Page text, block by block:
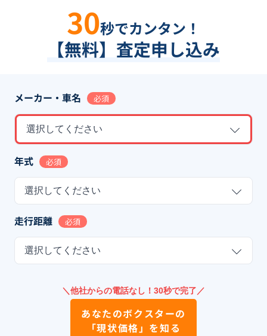
30秒でカンタン！
【無料】査定申し込み
メーカー・車名 必須
選択してください
年式 必須
選択してください
走行距離 必須
選択してください
＼他社からの電話なし！30秒で完了／
あなたのボクスターの
「現状価格」を知る